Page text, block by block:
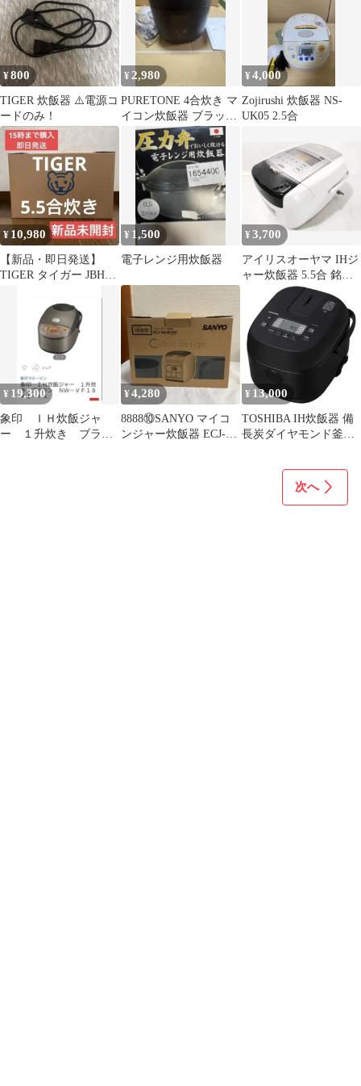
¥800
TIGER 炊飯器 ⚠️電源コ
ードのみ！
¥ 2,980
PURETONE 4合炊き マ
イコン炊飯器 ブラック
動作確認済み
¥4,000
Zojirushi 炊飯器 NS-
UK05 2.5合
¥ 10,980
【新品・即日発送】
TIGER タイガー JBH-
¥ 1,500
電子レンジ用炊飯器
¥3,700
アイリスオーヤマ IHジ
ャー炊飯器 5.5合 銘柄
量り炊き KRC-IC50★
¥ 19,300
象印 ＩＨ炊飯ジャ
ー １升炊き ブラウ
¥4,280
8888⑩SANYO マイコ
ンジャー炊飯器 ECJ-
¥ 13,000
TOSHIBA IH炊飯器 備
長炭ダイヤモンド釜
次へ